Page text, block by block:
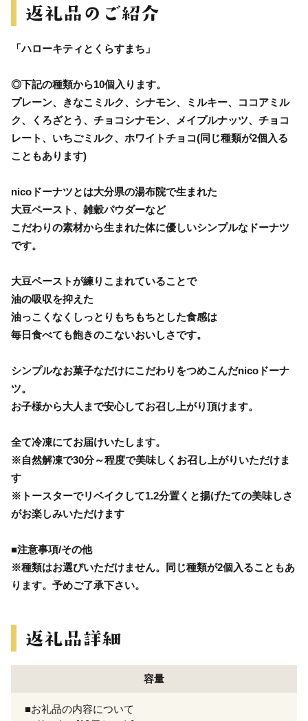
「ハローキティとくらすまち」
◎下記の種類から10個入ります。
プレーン、きなこミルク、シナモン、ミルキー、ココアミル
ク、くろざとう、チョコシナモン、メイプルナッツ、チョコ
レート、いちごミルク、ホワイトチョコ(同じ種類が2個入る
こともあります)
nicoドーナツとは大分県の湯布院で生まれた
大豆ペースト、雑穀パウダーなど
こだわりの素材から生まれた体に優しいシンプルなドーナツ
です。
大豆ペーストが練りこまれていることで
油の吸収を抑えた
油っこくなくしっとりもちもちとした食感は
毎日食べても飽きのこないおいしさです。
シンプルなお菓子なだけにこだわりをつめこんだnicoドーナ
ツ。
お子様から大人まで安心してお召し上がり頂けます。
全て冷凍にてお届けいたします。
※自然解凍で30分～程度で美味しくお召し上がりいただけま
す
※トースターでリベイクして1.2分置くと揚げたての美味しさ
がお楽しみいただけます
■注意事項/その他
※種類はお選びいただけません。同じ種類が2個入ることもあ
ります。予めご了承下さい。
容量
■お礼品の内容について